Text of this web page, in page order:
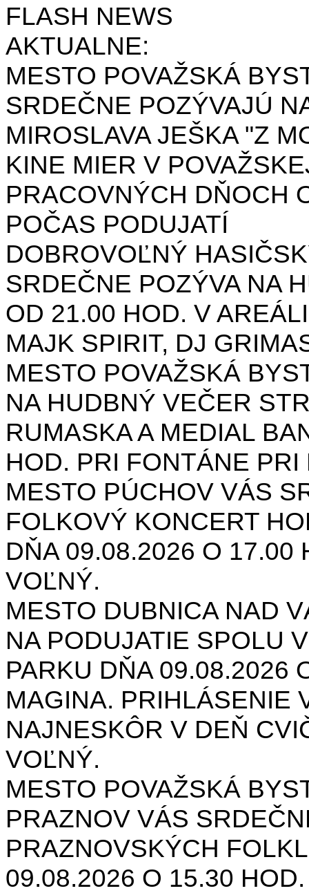
FLASH NEWS
AKTUALNE:
MESTO POVAŽSKÁ
SRDEČNE POZÝVAJÚ
MIROSLAVA JEŠKA "Z
KINE MIER V
PRACOVNÝCH DŇOCH
POČAS PODUJATÍ
DOBROVOĽNÝ
SRDEČNE POZÝVA NA
OD 21.00 HOD. V
MAJK SPIRIT, DJ
MESTO POVAŽSKÁ
NA HUDBNÝ VEČER
RUMASKA A MEDIAL
HOD. PRI FONTÁNE PRI
MESTO PÚCHOV VÁS
FOLKOVÝ KONCERT
DŇA 09.08.2026 O 17.00
VOĽNÝ.
MESTO DUBNICA NAD
NA PODUJATIE SPOLU
PARKU DŇA 09.08.2026
MAGINA. PRIHLÁSENIE
NAJNESKÔR V DEŇ
VOĽNÝ.
MESTO POVAŽSKÁ
PRAZNOV VÁS
PRAZNOVSKÝCH
09.08.2026 O 15.30